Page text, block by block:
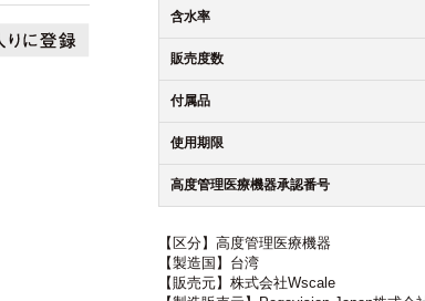
含水率
販売度数
付属品
使用期限
高度管理医療機器承認番号
【区分】高度管理医療機器
【製造国】台湾
【販売元】株式会社Wscale